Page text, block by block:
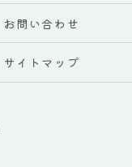
お問い合わせ
サイトマップ